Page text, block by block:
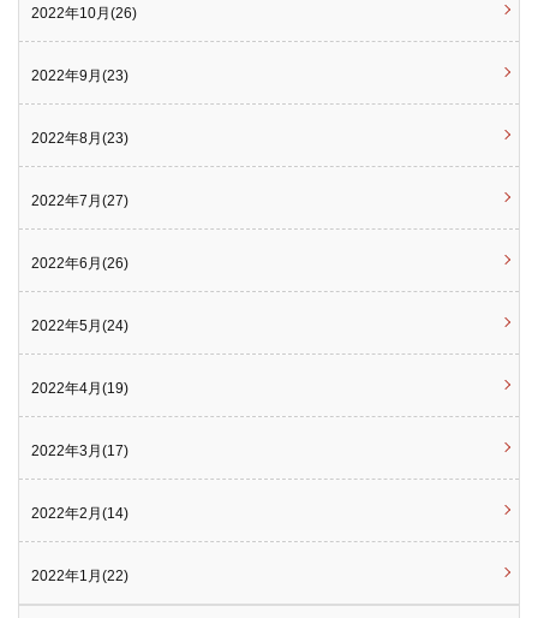
2022年10月(26)
2022年9月(23)
2022年8月(23)
2022年7月(27)
2022年6月(26)
2022年5月(24)
2022年4月(19)
2022年3月(17)
2022年2月(14)
2022年1月(22)